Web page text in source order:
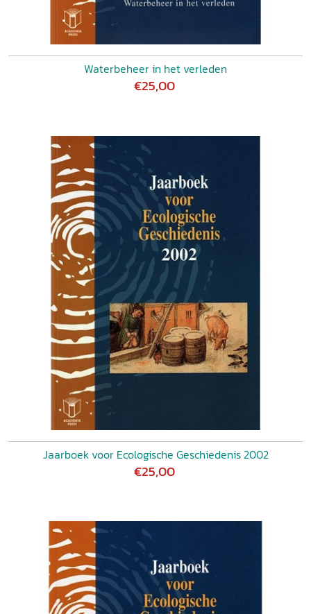
Waterbeheer in het verleden
€25,00
Jaarboek voor Ecologische Geschiedenis 2002
€25,00